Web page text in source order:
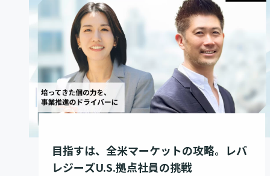
目指すは、全米マーケットの攻略。レバ
レジーズU.S.拠点社員の挑戦